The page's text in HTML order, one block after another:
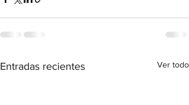
Entradas recientes Ver todo